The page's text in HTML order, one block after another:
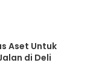
Aset Untuk
di Deli